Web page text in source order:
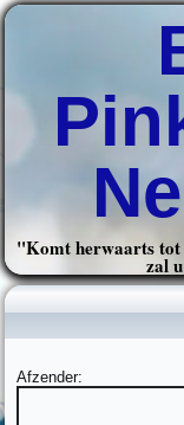
"Komt herwaarts tot
zal
Afzender: